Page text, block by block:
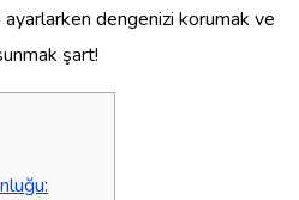
dengenizi korumak ve
şart!